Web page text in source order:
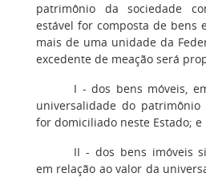
patrimônio da sociedade
estável for composta de bens
mais de uma unidade da
excedente de meação será
I - dos bens móveis,
universalidade do
for domiciliado neste Estado; e
II - dos bens imóveis
em relação ao valor da